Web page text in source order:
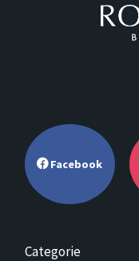
Facebook
Categorie